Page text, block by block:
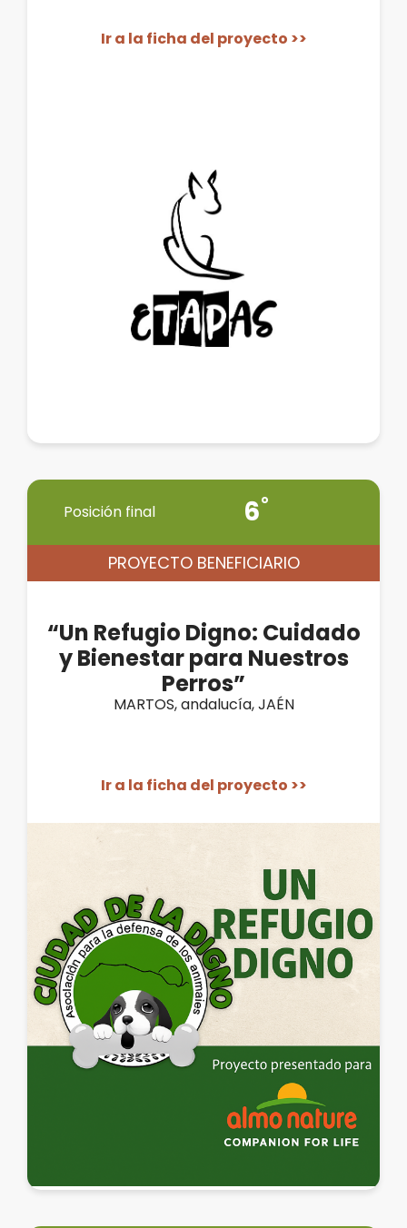
Ir a la ficha del proyecto >>
Posición final 6
PROYECTO BENEFICIARIO
“Un Refugio Digno: Cuidado
y Bienestar para Nuestros
Perros”
MARTOS, andalucía, JAÉN
Ir a la ficha del proyecto >>